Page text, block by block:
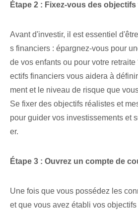
Étape 2 : Fixez-vous des
Avant d'investir, il est essentiel
s financiers : épargnez-vous pour
de vos enfants ou pour votre
ectifs financiers‍ vous aidera à
ment et le niveau de‌ risque​ que
Se fixer des objectifs réalistes⁣ et
pour guider vos ⁢investissements⁢ et
er.
Étape 3 : Ouvrez un compte de
Une fois que vous possédez les
et que vous avez établi vos